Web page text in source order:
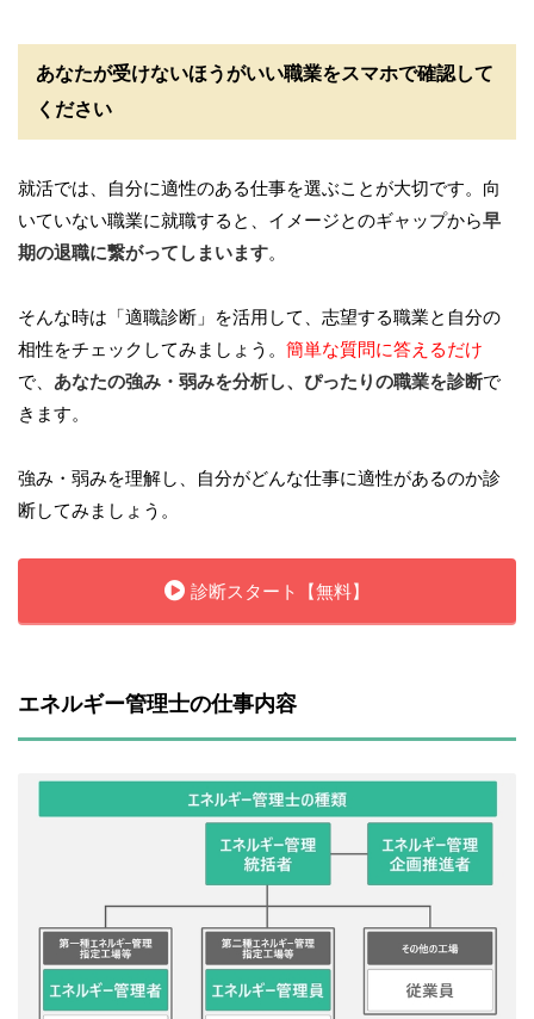
あなたが受けないほうがいい職業をスマホで確認して
ください
就活では、自分に適性のある仕事を選ぶことが大切です。向
いていない職業に就職すると、イメージとのギャップから早
期の退職に繋がってしまいます。
そんな時は「適職診断」を活用して、志望する職業と自分の
相性をチェックしてみましょう。 簡単な質問に答えるだけ
で、 あなたの強み・弱みを分析し、ぴったりの職業を診断で
きます。
強み・弱みを理解し、自分がどんな仕事に適性があるのか診
断してみましょう。
診断スタート【無料】
エネルギー管理士の仕事内容